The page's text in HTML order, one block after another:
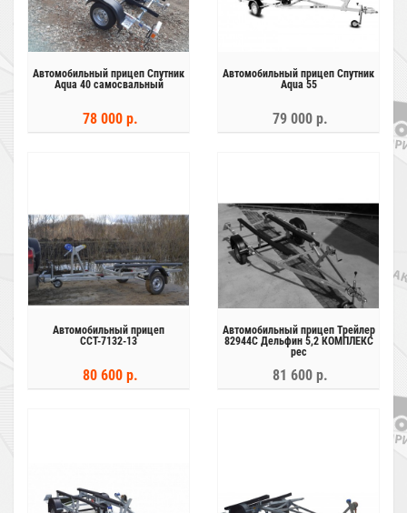
Автомобильный прицеп Спутник
Aqua 40 самосвальный
78 000 р.
Автомобильный прицеп Спутник
Aqua 55
79 000 р.
Автомобильный прицеп
ССТ-7132-13
80 600 р.
Автомобильный прицеп Трейлер
82944С Дельфин 5,2 КОМПЛЕКС
рес
81 600 р.